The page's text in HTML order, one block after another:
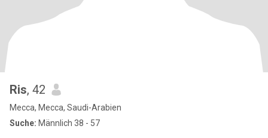
Ris, 42
Mecca, Mecca, Saudi-Arabien
Suche: Männlich 38 - 57